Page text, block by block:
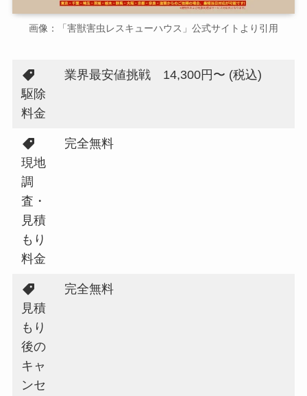
画像：「害獣害虫レスキューハウス」公式サイトより引用
駆除
料金
業界最安値挑戦 14,300円〜 (税込)
現地
調
査・
見積
もり
料金
完全無料
見積
もり
後の
キャ
ンセ
完全無料